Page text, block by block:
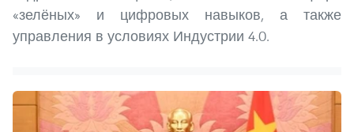
«зелёных» и цифровых навыков, а также
управления в условиях Индустрии 4.0.